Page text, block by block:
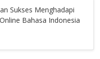
Sukses Menghadapi
Bahasa Indonesia